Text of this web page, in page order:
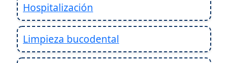
Hospitalización
Limpieza bucodental